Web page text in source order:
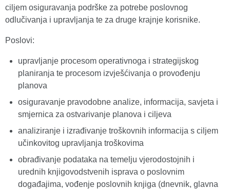
ciljem osiguravanja podrške za potrebe poslovnog
odlučivanja i upravljanja te za druge krajnje korisnike.
Poslovi:
upravljanje procesom operativnoga i strategijskog
planiranja te procesom izvješćivanja o provođenju
planova
osiguravanje pravodobne analize, informacija, savjeta i
smjernica za ostvarivanje planova i ciljeva
analiziranje i izrađivanje troškovnih informacija s ciljem
učinkovitog upravljanja troškovima
obrađivanje podataka na temelju vjerodostojnih i
urednih knjigovodstvenih isprava o poslovnim
događajima, vođenje poslovnih knjiga (dnevnik, glavna